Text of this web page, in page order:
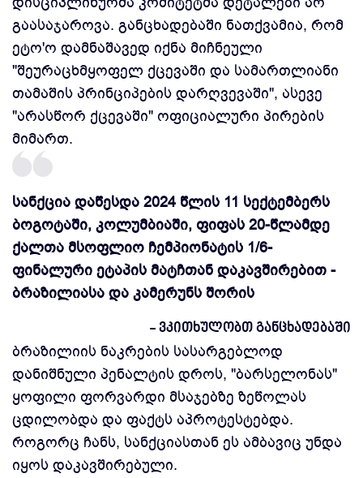
გაასაჯაროვა. განცხადებაში ნათქვამია, რომ
ეტო'ო დამნაშავედ იქნა მიჩნეული
"შეურაცხმყოფელ ქცევაში და სამართლიანი
თამაშის პრინციპების დარღვევაში", ასევე
"არასწორ ქცევაში" ოფიციალური პირების
მიმართ.
სანქცია დაწესდა 2024 წლის 11 სექტემბერს
ბოგოტაში, კოლუმბიაში, ფიფას 20-წლამდე
ქალთა მსოფლიო ჩემპიონატის 1/6-
ფინალური ეტაპის მატჩთან დაკავშირებით -
ბრაზილიასა და კამერუნს შორის
- ვკითხულობთ განცხადებაში
ბრაზილიის ნაკრების სასარგებლოდ
დანიშნული პენალტის დროს, "ბარსელონას"
ყოფილი ფორვარდი მსაჯებზე ზეწოლას
ცდილობდა და ფაქტს აპროტესტებდა.
როგორც ჩანს, სანქციასთან ეს ამბავიც უნდა
იყოს დაკავშირებული.